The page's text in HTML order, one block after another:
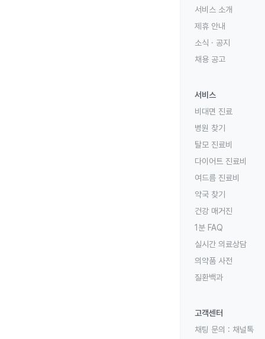
서비스 소개
제휴 안내
소식 · 공지
채용 공고
서비스
비대면 진료
병원 찾기
탈모 진료비
다이어트 진료비
여드름 진료비
약국 찾기
건강 매거진
1분 FAQ
실시간 의료상담
의약품 사전
질환백과
고객센터
채팅 문의 : 채널톡